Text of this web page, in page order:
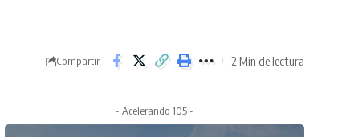
Compartir 2 Min de lectura
- Acelerando 105 -